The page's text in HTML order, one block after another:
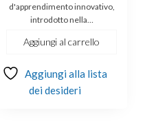
d'apprendimento innovativo,
introdotto nella…
Aggiungi al carrello
Aggiungi alla lista
dei desideri